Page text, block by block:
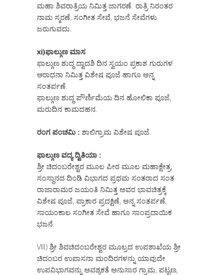
ಮಹಾ ಶಿವರಾತ್ರಿಯ ನಿಮಿತ್ತ ಜಾಗರಣೆ. ರಾತ್ರಿ ನಿರಂತರ
ನಾಮ ಸ್ಮರಣೆ, ಸಂಗೀತ ಸೇವೆ, ಭಜನೆ ಸೇವೆಗಳು
ಜರುಗುವದು.
xi)ಫಾಲ್ಗುಣ ಮಾಸ
ಫಾಲ್ಗುಣ ಶುದ್ಧ ದ್ವಾದಶಿ ದಿನ ಸ್ವಯಂ ಪ್ರಕಾಶ ಗುರುಗಳ
ಆರಾಧನಾ ನಿಮಿತ್ತ ವಿಶೇಷ ಪೂಜೆ ಹಾಗೂ ಅನ್ನ
ಸಂತರ್ಪಣೆ.
ಫಾಲ್ಗುಣ ಶುದ್ಧ ಪೌರ್ಣಿಮೆಯ ದಿನ ಹೋಲಿಕಾ ಪೂಜೆ,
ಮರುದಿನ ಕಾಮದಹನ.
ರಂಗ ಪಂಚಮಿ : ಶಾಲಿಗ್ರಾಮ ವಿಶೇಷ ಪೂಜೆ.
ಫಾಲ್ಗುಣ ವದ್ಯ ದ್ವಿತಿಯಾ :
ಶ್ರೀ ಚಿದಂಬರೇಶ್ವರ ಮೂಲ ಪೀಠ ಮೂಲ ಮಹಾಕ್ಷೇತ್ರ,
ಸಂಸ್ಥಾನದ ದಿಂಡಿ ವಿಭಾಗದ ಪ್ರಥಮ ಸಂತರಾದ ಸಂತ
ರಾಜಾರಾಮರ ಜಯಂತಿ ನಿಮಿತ್ತ ಅವರ ಭಾವಚಿತ್ರಕ್ಕೆ
ವಿಶೇಷ ಪೂಜೆ, ಪ್ರಾಕಾರ ಪ್ರದಕ್ಷಿಣೆ, ಅನ್ನ ಸಂತರ್ಪಣೆ,
ಸಾಯಂಕಾಲ ಸಂಗೀತ ಸೇವೆ ಹಾಗೂ ಸಾಂಪ್ರದಾಯಿಕ
ಭಜನೆ.
VIII) ಶ್ರೀ ಶಿವಚಿದಂಬರೇಶ್ವರ ಮೂಲ್ರದ ಉಪಶಾಖೆಯ ಶ್ರೀ
ಚಿದಂಬರ ಉಪಾಸನಾ ಮಂದಿರಗಳನ್ನು ಯಾವುದೇ
ಉಪವಿಭಾಗವನ್ನು ಅವಶ್ಯಕತೆ ಅನುಸಾರ ಗ್ರಾಮ, ಪಟ್ಟಣ,